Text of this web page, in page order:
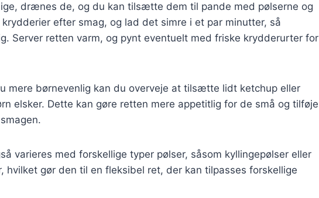
drænes de, og du kan tilsætte dem til pande med pølserne og
efter smag, og lad det simre i et par minutter, så
Server retten varm, og pynt eventuelt med friske krydderurter for
mere børnevenlig kan du overveje at tilsætte lidt ketchup eller
elsker. Dette kan gøre retten mere appetitlig for de små og tilføje
varieres med forskellige typer pølser, såsom kyllingepølser eller
hvilket gør den til en fleksibel ret, der kan tilpasses forskellige